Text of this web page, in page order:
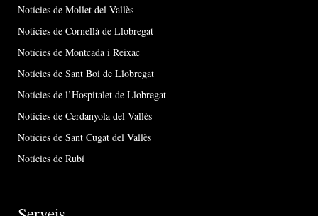
Notícies de Mollet del Vallès
Notícies de Cornellà de Llobregat
Notícies de Montcada i Reixac
Notícies de Sant Boi de Llobregat
Notícies de l’Hospitalet de Llobregat
Notícies de Cerdanyola del Vallès
Notícies de Sant Cugat del Vallès
Notícies de Rubí